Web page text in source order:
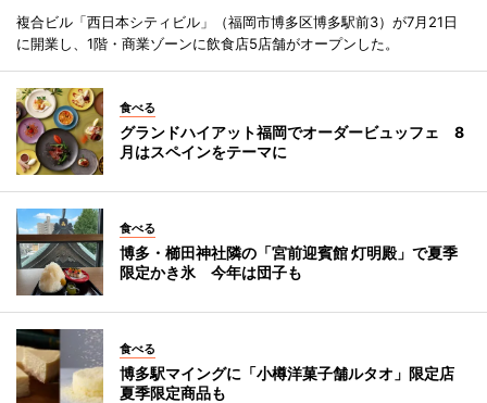
複合ビル「西日本シティビル」（福岡市博多区博多駅前3）が7月21日
に開業し、1階・商業ゾーンに飲食店5店舗がオープンした。
食べる
グランドハイアット福岡でオーダービュッフェ 8
月はスペインをテーマに
食べる
博多・櫛田神社隣の「宮前迎賓館 灯明殿」で夏季
限定かき氷 今年は団子も
食べる
博多駅マイングに「小樽洋菓子舗ルタオ」限定店
夏季限定商品も